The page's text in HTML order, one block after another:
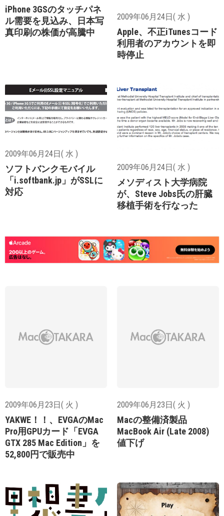
iPhone 3GSのタッチパネ
ル需要を見込み、日本写
真印刷の株価が高騰中
2009年06月24日( 水 )
Apple、不正iTunesコード
利用者のアカウントを即
時停止
2009年06月24日( 水 )
ソフトバンクモバイル
「i.softbank.jp」がSSLに
対応
2009年06月24日( 水 )
メソディスト大学病院
が、Steve Jobs氏の肝臓
移植手術を行なった
2009年06月23日( 火 )
YAKWE！！、EVGAのMac
Pro用GPUカード「EVGA
GTX 285 Mac Edition」を
52,800円で販売中
2009年06月23日( 火 )
Macの整備済製品
MacBook Air (Late 2008)
値下げ